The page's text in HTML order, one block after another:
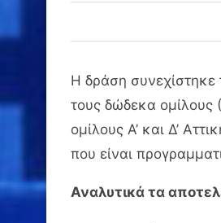
Η δράση συνεχίστηκε
τους δώδεκα ομίλους
ομίλους Α’ και Δ’
που είναι
Αναλυτικά τα